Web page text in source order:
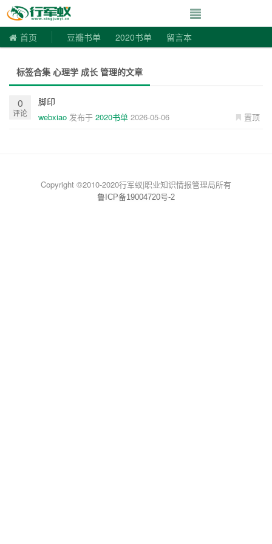
寻书令|走向自
首页 豆瓣书单 2020书单 留言本
标签合集 心理学 成长 管理的文章
0
评论
脚印
置顶
webxiao 发布于 2020书单 2026-05-06
Copyright ©2010-2020行军蚁|职业知识情报管理局所有
鲁ICP备19004720号-2